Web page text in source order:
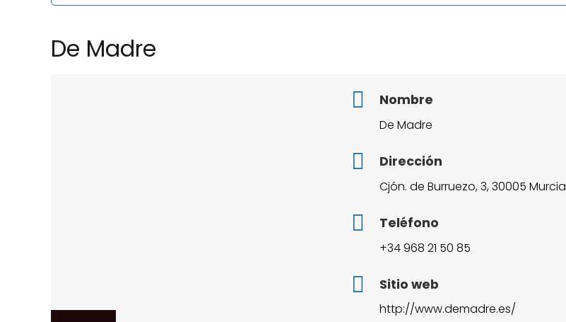
De Madre
Nombre
De Madre
Dirección
Cjón. de Burruezo, 3, 30005 Murcia
Teléfono
+34 968 21 50 85
Sitio web
http://www.demadre.es/